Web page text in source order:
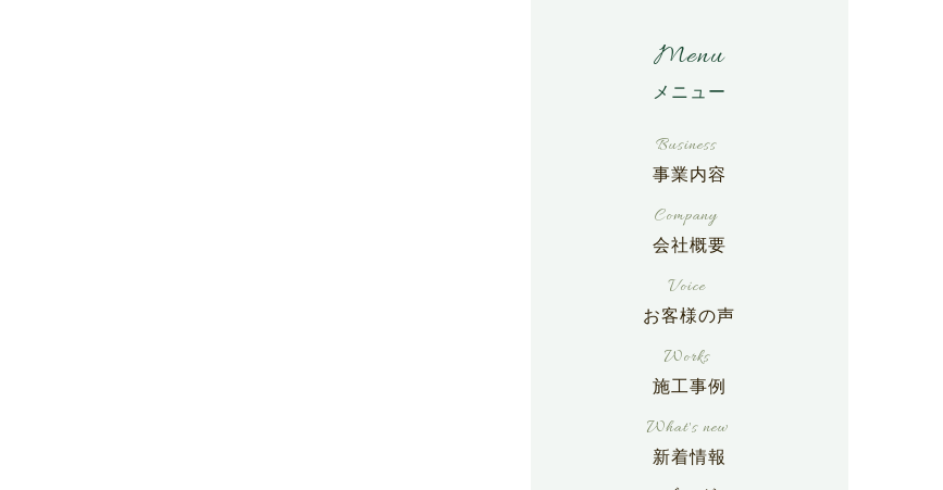
Menu
事業内容
会社概要
お客様の声
施工事例
新着情報